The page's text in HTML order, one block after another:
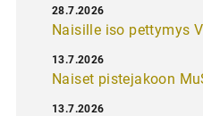
Naisille iso pettymys
28.7.2026
Naiset pistejakoon
13.7.2026
13.7.2026